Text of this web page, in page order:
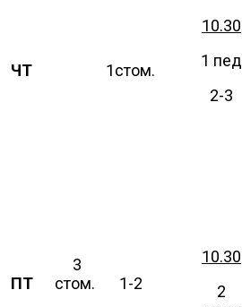
ЧТ 1стом.
10.30
1 пед
2-3
ПТ
3
стом.
1-2
10.30
2